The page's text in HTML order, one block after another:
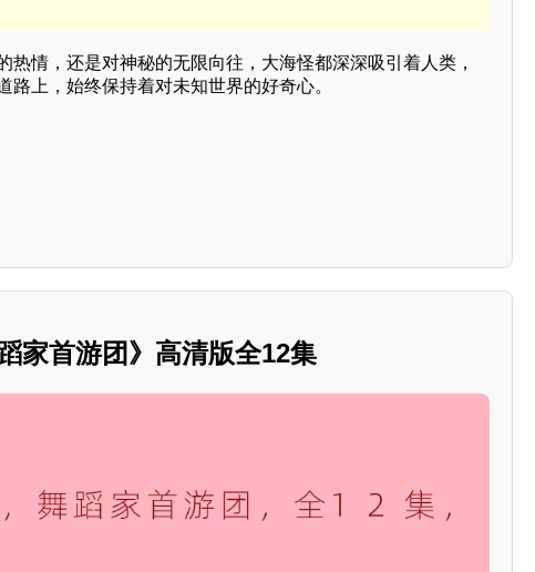
热情，还是对神秘的无限向往，大海怪都深深吸引着人类，
路上，始终保持着对未知世界的好奇心。
家首游团》高清版全12集